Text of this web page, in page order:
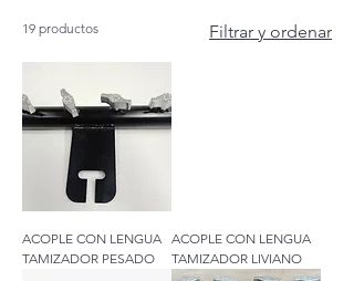
19 productos Filtrar y ordenar
ACOPLE CON LENGUA
TAMIZADOR PESADO
ACOPLE CON LENGUA
TAMIZADOR LIVIANO